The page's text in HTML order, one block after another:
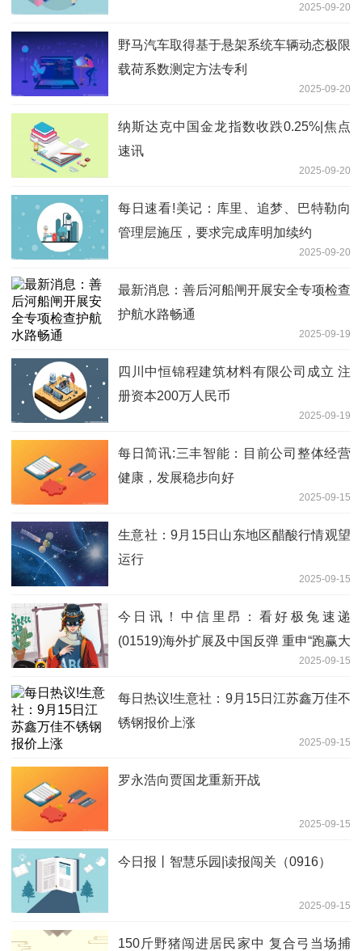
2025-09-20
野马汽车取得基于悬架系统车辆动态极限
载荷系数测定方法专利
2025-09-20
纳斯达克中国金龙指数收跌0.25%|焦点
速讯
2025-09-20
每日速看!美记：库里、追梦、巴特勒向
管理层施压，要求完成库明加续约
2025-09-20
最新消息：善后河船闸开展安全专项检查
护航水路畅通
2025-09-19
四川中恒锦程建筑材料有限公司成立 注
册资本200万人民币
2025-09-19
每日简讯:三丰智能：目前公司整体经营
健康，发展稳步向好
2025-09-15
生意社：9月15日山东地区醋酸行情观望
运行
2025-09-15
今日讯！中信里昂：看好极兔速递
(01519)海外扩展及中国反弹 重申“跑赢大
2025-09-15
每日热议!生意社：9月15日江苏鑫万佳不
锈钢报价上涨
2025-09-15
罗永浩向贾国龙重新开战
2025-09-15
今日报丨智慧乐园|读报闯关（0916）
2025-09-15
150斤野猪闯进居民家中 复合弓当场捕